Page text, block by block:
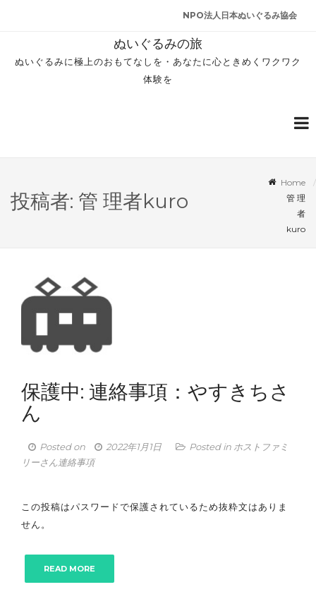
NPO法人日本ぬいぐるみ協会
ぬいぐるみの旅
ぬいぐるみに極上のおもてなしを・あなたに心ときめくワクワク
体験を
投稿者: 管 理者kuro
Home
管 理
者
kuro
保護中: 連絡事項：やすきちさ
ん
Posted on 2022年1月1日 Posted in ホストファミ
リーさん連絡事項
この投稿はパスワードで保護されているため抜粋文はありま
せん。
READ MORE